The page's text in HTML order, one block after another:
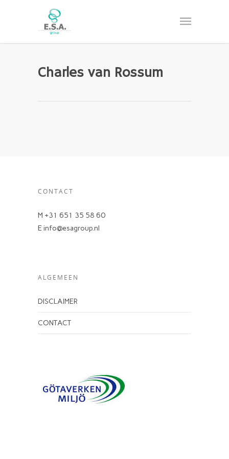
Charles van Rossum
CONTACT
M +31 651 35 58 60
E info@esagroup.nl
ALGEMEEN
DISCLAIMER
CONTACT